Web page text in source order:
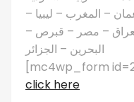
– المغرب – ليبيا –
– مصر – قبرص –
البحرين – الجزائر
[mc4wp_form
click here